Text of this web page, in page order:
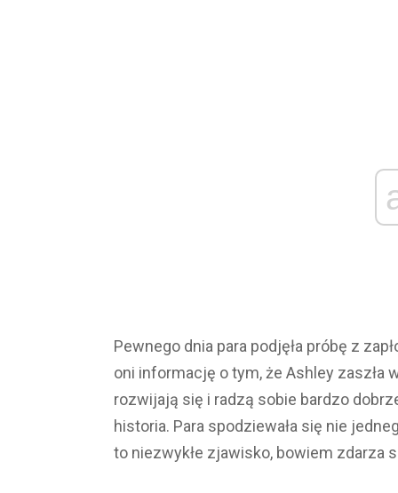
Pewnego dnia para podjęła próbę z
oni informację o tym, że Ashley zaszła
rozwijają się i radzą sobie bardzo
historia. Para spodziewała się nie
to niezwykłe zjawisko, bowiem zdarza